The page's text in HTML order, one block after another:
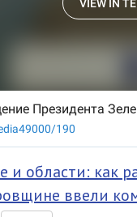
и области: как
ввели